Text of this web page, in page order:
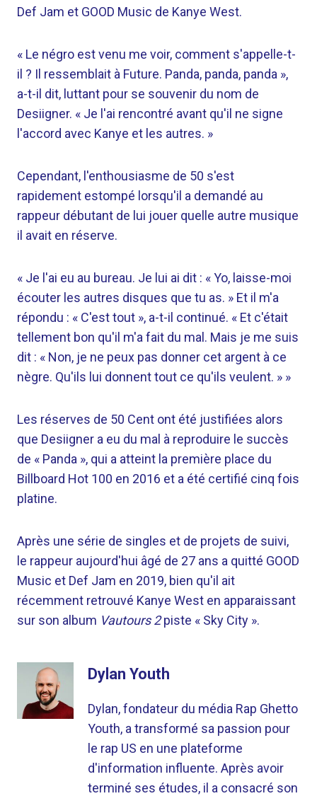
Def Jam et GOOD Music de Kanye West.
« Le négro est venu me voir, comment s'appelle-t-
il ? Il ressemblait à Future. Panda, panda, panda »,
a-t-il dit, luttant pour se souvenir du nom de
Desiigner. « Je l'ai rencontré avant qu'il ne signe
l'accord avec Kanye et les autres. »
Cependant, l'enthousiasme de 50 s'est
rapidement estompé lorsqu'il a demandé au
rappeur débutant de lui jouer quelle autre musique
il avait en réserve.
« Je l'ai eu au bureau. Je lui ai dit : « Yo, laisse-moi
écouter les autres disques que tu as. » Et il m'a
répondu : « C'est tout », a-t-il continué. « Et c'était
tellement bon qu'il m'a fait du mal. Mais je me suis
dit : « Non, je ne peux pas donner cet argent à ce
nègre. Qu'ils lui donnent tout ce qu'ils veulent. » »
Les réserves de 50 Cent ont été justifiées alors
que Desiigner a eu du mal à reproduire le succès
de « Panda », qui a atteint la première place du
Billboard Hot 100 en 2016 et a été certifié cinq fois
platine.
Après une série de singles et de projets de suivi,
le rappeur aujourd'hui âgé de 27 ans a quitté GOOD
Music et Def Jam en 2019, bien qu'il ait
récemment retrouvé Kanye West en apparaissant
sur son album Vautours 2piste « Sky City ».
Dylan Youth
Dylan, fondateur du média Rap Ghetto
Youth, a transformé sa passion pour
le rap US en une plateforme
d'information influente. Après avoir
terminé ses études, il a consacré son